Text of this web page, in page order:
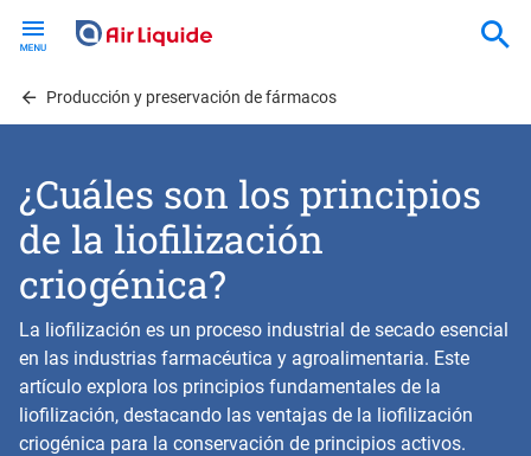
contentProducción y preservación de fármacos
¿Cuáles son los principios
de la liofilización
criogénica?
La liofilización es un proceso industrial de secado esencial
en las industrias farmacéutica y agroalimentaria. Este
artículo explora los principios fundamentales de la
liofilización, destacando las ventajas de la liofilización
criogénica para la conservación de principios activos.